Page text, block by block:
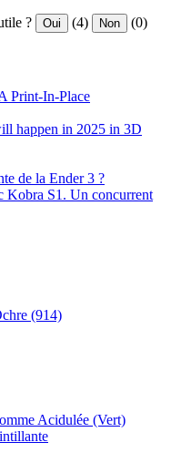
? Oui (4) Non (0)
Print-In-Place
happen in 2025 in 3D
de la Ender 3 ?
Kobra S1. Un concurrent
(914)
Acidulée (Vert)